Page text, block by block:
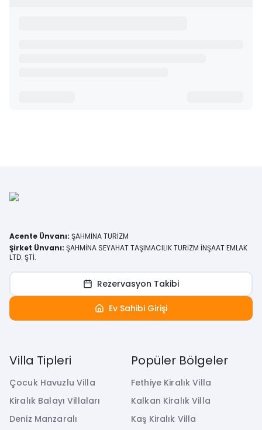
Villa Tipleri
Çocuk Havuzlu Villa
Kiralık Balayı Villaları
Deniz Manzaralı
Popüler Bölgeler
Fethiye Kiralık Villa
Kalkan Kiralık Villa
Kaş Kiralık Villa
Acente Ünvanı: ŞAHMİNA TURİZM
Şirket Ünvanı: ŞAHMİNA SEYAHAT TAŞIMACILIK TURİZM İNŞAAT EMLAK
LTD. ŞTİ.
Rezervasyon Takibi
Ev Sahibi Girişi